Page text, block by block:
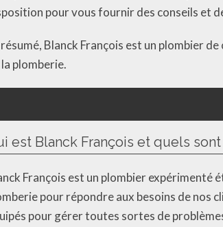
pour vous fournir des conseils et
résumé, Blanck François est un plombier
plomberie.
est Blanck François et quels
François est un plombier expérimenté
pour répondre aux besoins de nos
pour gérer toutes sortes de